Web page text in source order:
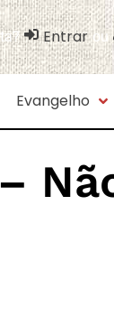
Entrar ou
Evangelho